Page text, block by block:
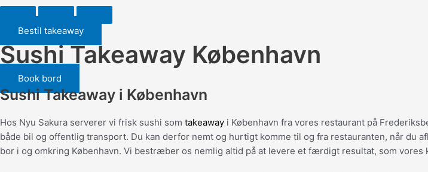
Bestil takeaway
Sushi Takeaway København
Book bord
Sushi Takeaway i København
Hos Nyu Sakura serverer vi frisk sushi som takeaway i København fra vores restaurant på
både bil og offentlig transport. Du kan derfor nemt og hurtigt komme til og fra restauranten, når du
bor i og omkring København. Vi bestræber os nemlig altid på at levere et færdigt resultat, som